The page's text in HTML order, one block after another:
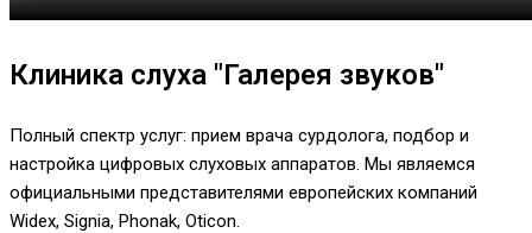
Клиника слуха "Галерея звуков"
Полный спектр услуг: прием врача сурдолога, подбор и
настройка цифровых слуховых аппаратов. Мы являемся
официальными представителями европейских компаний
Widex, Signia, Phonak, Oticon.